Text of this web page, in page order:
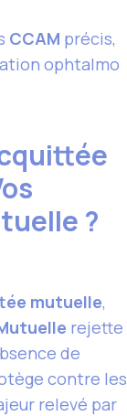
CCAM précis,
ophtalmo
?
mutuelle,
rejette
de
contre les
relevé par